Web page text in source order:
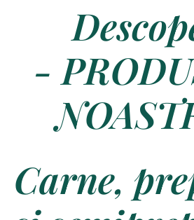
-
Carne,